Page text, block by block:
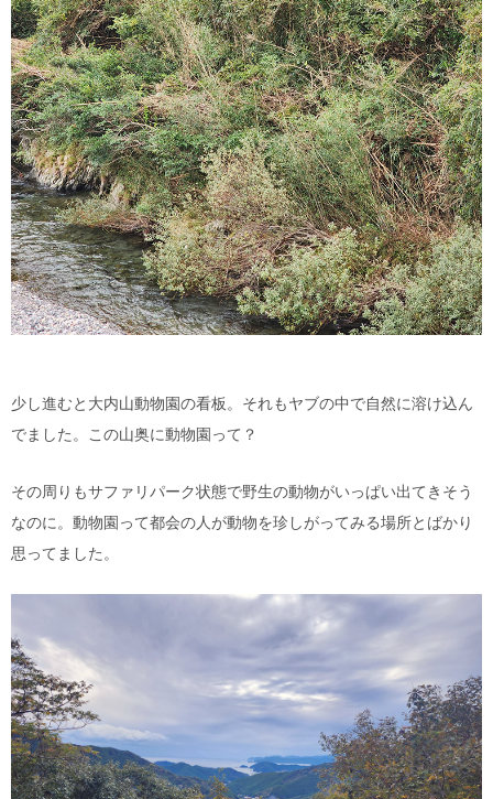
少し進むと大内山動物園の看板。それもヤブの中で自然に溶け込ん
でました。この山奥に動物園って？
その周りもサファリパーク状態で野生の動物がいっぱい出てきそう
なのに。動物園って都会の人が動物を珍しがってみる場所とばかり
思ってました。